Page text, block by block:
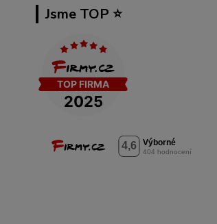
Jsme TOP ⭐️